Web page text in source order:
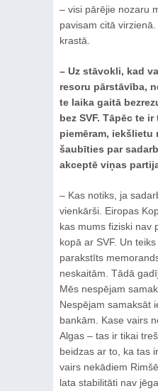
– visi pārējie nozaru
pavisam citā
krastā.
– Uz stāvokli, kad
resoru pārstāvība,
te laika gaitā
bez SVF. Tāpēc te
piemēram, iekšlietu
šaubīties par
akceptē viņas
– Kas notiks, ja
vienkārši. Eiropas
kas mums fiziski nav
kopā ar SVF. Un
parakstīts
neskaitām. Tādā
Mēs nespējam
Nespējam samaksāt
bankām. Kase vairs
Algas – tas ir tikai
beidzas ar to, ka tas
vairs nekādiem
lata stabilitāti nav